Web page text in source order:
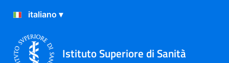
Istituto Superiore di Sanità